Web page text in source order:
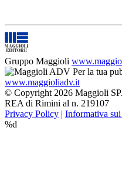
Gruppo Maggioli
Per la tua
www.maggioliadv.it
© Copyright 2026 Maggioli
REA di Rimini al n. 219107
Privacy Policy | Informativa
%d